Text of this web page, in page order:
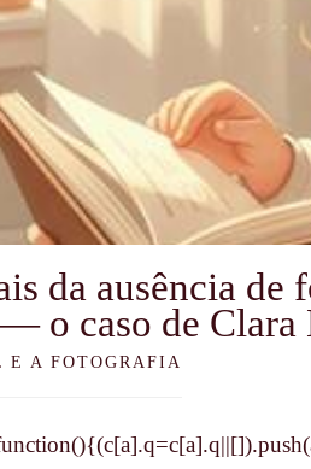
da ausência de
o caso de Clara
A FOTOGRAFIA